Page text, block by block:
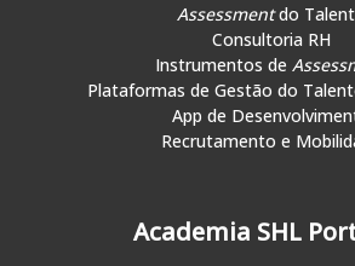
Assessmentdo
Consultoria RH
Instrumentos de
Plataformas de Gestão do
App de
Recrutamento e
Academia SHL